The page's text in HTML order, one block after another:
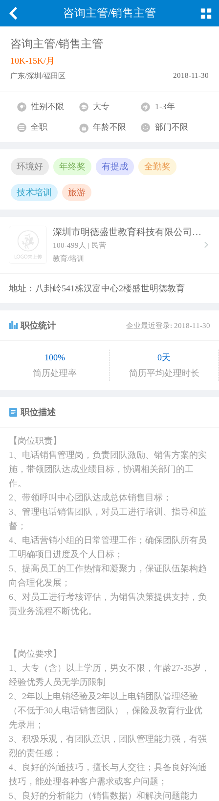
咨询主管/销售主管
咨询主管/销售主管
10K-15K/月
广东/深圳/福田区 2018-11-30
性别不限 大专 1-3年
全职 年龄不限 部门不限
环境好 年终奖 有提成 全勤奖
技术培训 旅游
深圳市明德盛世教育科技有限公司
100-499人 | 民营
教育/培训
地址：八卦岭541栋汉富中心2楼盛世明德教育
职位统计 企业最近登录: 2018-11-30
100%
简历处理率
0天
简历平均处理时长
职位描述
【岗位职责】
1、电话销售管理岗，负责团队激励、销售方案的实
施，带领团队达成业绩目标，协调相关部门的工
作。
2、带领呼叫中心团队达成总体销售目标；
3、管理电话销售团队，对员工进行培训、指导和监
督；
4、电话营销小组的日常管理工作；确保团队所有员
工明确项目进度及个人目标；
5、提高员工的工作热情和凝聚力，保证队伍架构趋
向合理化发展；
6、对员工进行考核评估，为销售决策提供支持，负
责业务流程不断优化。
【岗位要求】
1、大专（含）以上学历，男女不限，年龄27-35岁，
经验优秀人员无学历限制
2、2年以上电销经验及2年以上电销团队管理经验
（不低于30人电话销售团队），保险及教育行业优
先录用；
3、积极乐观，有团队意识，团队管理能力强，有强
烈的责任感；
4、良好的沟通技巧，擅长与人交往；具备良好沟通
技巧，能处理各种客户需求或客户问题；
5、良好的分析能力（销售数据）和解决问题能力